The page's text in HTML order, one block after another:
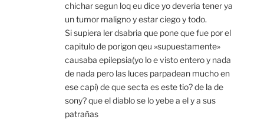
chichar segun loq eu dice yo deveria tener ya
un tumor maligno y estar ciego y todo.
Si supiera ler dsabria que pone que fue por el
capitulo de porigon qeu »supuestamente»
causaba epilepsia(yo lo e visto entero y nada
de nada pero las luces parpadean mucho en
ese capi) de que secta es este tio? de la de
sony? que el diablo se lo yebe a el y a sus
patrañas